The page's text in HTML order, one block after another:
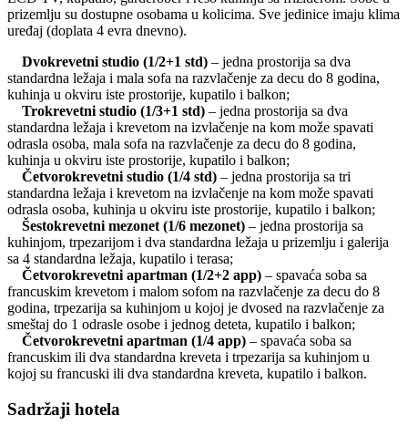
prizemlju su dostupne osobama u kolicima. Sve jedinice imaju klima
uređaj (doplata 4 evra dnevno).
Dvokrevetni studio (1/2+1 std) – jedna prostorija sa dva
standardna ležaja i mala sofa na razvlačenje za decu do 8 godina,
kuhinja u okviru iste prostorije, kupatilo i balkon;
Trokrevetni studio (1/3+1 std) – jedna prostorija sa dva
standardna ležaja i krevetom na izvlačenje na kom može spavati
odrasla osoba, mala sofa na razvlačenje za decu do 8 godina,
kuhinja u okviru iste prostorije, kupatilo i balkon;
Četvorokrevetni studio (1/4 std) – jedna prostorija sa tri
standardna ležaja i krevetom na izvlačenje na kom može spavati
odrasla osoba, kuhinja u okviru iste prostorije, kupatilo i balkon;
Šestokrevetni mezonet (1/6 mezonet) – jedna prostorija sa
kuhinjom, trpezarijom i dva standardna ležaja u prizemlju i galerija
sa 4 standardna ležaja, kupatilo i terasa;
Četvorokrevetni apartman (1/2+2 app) – spavaća soba sa
francuskim krevetom i malom sofom na razvlačenje za decu do 8
godina, trpezarija sa kuhinjom u kojoj je dvosed na razvlačenje za
smeštaj do 1 odrasle osobe i jednog deteta, kupatilo i balkon;
Četvorokrevetni apartman (1/4 app) – spavaća soba sa
francuskim ili dva standardna kreveta i trpezarija sa kuhinjom u
kojoj su francuski ili dva standardna kreveta, kupatilo i balkon.
Sadržaji hotela